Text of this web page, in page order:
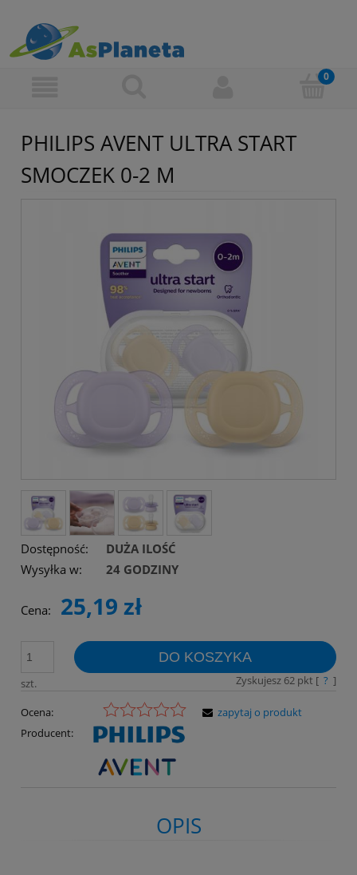
PHILIPS AVENT ULTRA START
SMOCZEK 0-2 M
Dostępność:
DUŻA ILOŚĆ
Wysyłka w:
24 GODZINY
Cena: 25,19 zł
szt.
DO KOSZYKA
Zyskujesz 62pkt [ ? ]
Ocena:
Producent:
zapytaj o produkt
OPIS